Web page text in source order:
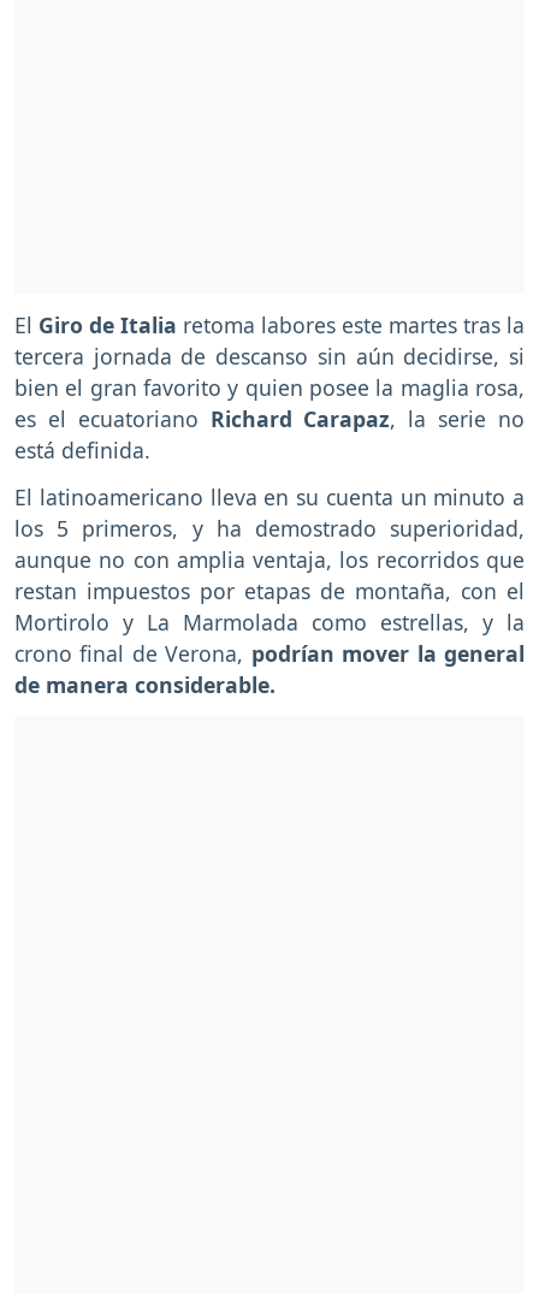
El Giro de Italia retoma labores este martes tras la
tercera jornada de descanso sin aún decidirse, si
bien el gran favorito y quien posee la maglia rosa,
es el ecuatoriano Richard Carapaz, la serie no
está definida.
El latinoamericano lleva en su cuenta un minuto a
los 5 primeros, y ha demostrado superioridad,
aunque no con amplia ventaja, los recorridos que
restan impuestos por etapas de montaña, con el
Mortirolo y La Marmolada como estrellas, y la
crono final de Verona, podrían mover la general
de manera considerable.